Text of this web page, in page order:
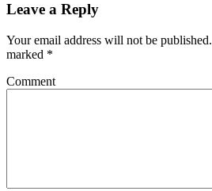
Leave a Reply
Your email address will not be published.
marked *
Comment